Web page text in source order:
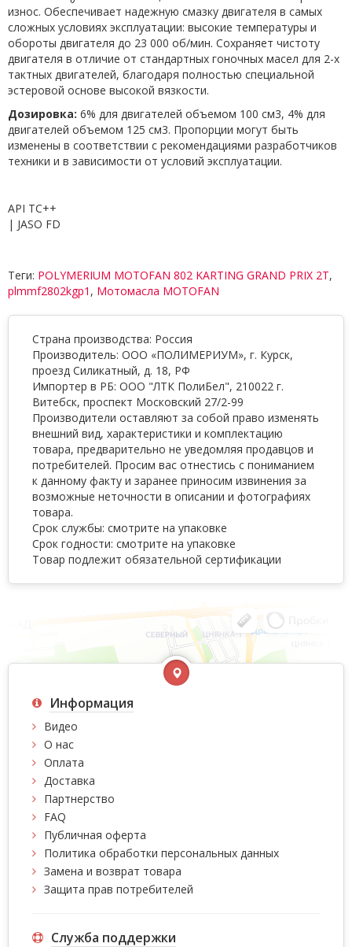
износ. Обеспечивает надежную смазку двигателя в самых
сложных условиях эксплуатации: высокие температуры и
обороты двигателя до 23 000 об/мин. Сохраняет чистоту
двигателя в отличие от стандартных гоночных масел для 2-х
тактных двигателей, благодаря полностью специальной
эстеровой основе высокой вязкости.
Дозировка: 6% для двигателей объемом 100 см3, 4% для
двигателей объемом 125 см3. Пропорции могут быть
изменены в соответствии с рекомендациями разработчиков
техники и в зависимости от условий эксплуатации.
API TC++
| JASO FD
Теги: POLYMERIUM MOTOFAN 802 KARTING GRAND PRIX 2T,
plmmf2802kgp1 , Мотомасла MOTOFAN
Страна производства: Россия
Производитель: ООО «ПОЛИМЕРИУМ», г. Курск,
проезд Силикатный, д. 18, РФ
Импортер в РБ: ООО "ЛТК ПолиБел", 210022 г.
Витебск, проспект Московский 27/2-99
Производители оставляют за собой право изменять
внешний вид, характеристики и комплектацию
товара, предварительно не уведомляя продавцов и
потребителей. Просим вас отнестись с пониманием
к данному факту и заранее приносим извинения за
возможные неточности в описании и фотографиях
товара.
Срок службы: смотрите на упаковке
Срок годности: смотрите на упаковке
Товар подлежит обязательной сертификации
Информация
Видео
О нас
Оплата
Доставка
Партнерство
FAQ
Публичная оферта
Политика обработки персональных данных
Замена и возврат товара
Защита прав потребителей
Служба поддержки